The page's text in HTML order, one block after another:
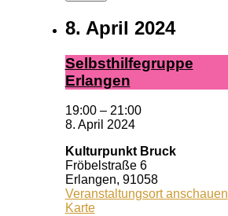
8. April 2024
Selbst­hil­fe­grup­pe
Er­lan­gen
19:00 – 21:00
8. April 2024
Kulturpunkt Bruck
Fröbelstraße 6
Erlangen, 91058
Veranstaltungsort anschauen
KarteKulturpunkt